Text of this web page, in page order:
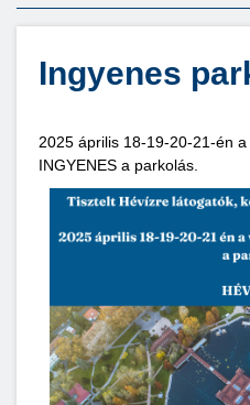
Ingyenes
2025 április 18-19-20-21-én
INGYENES a parkolás.